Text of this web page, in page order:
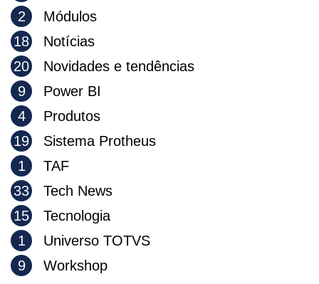
2
Módulos
18
Notícias
20
Novidades e tendências
9
Power BI
4
Produtos
19
Sistema Protheus
1
TAF
33
Tech News
15
Tecnologia
1
Universo TOTVS
9
Workshop